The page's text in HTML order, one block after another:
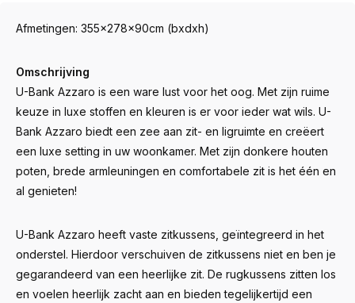
Afmetingen: 355x278x90cm (bxdxh)
Omschrijving
U-Bank Azzaro is een ware lust voor het oog. Met zijn ruime
keuze in luxe stoffen en kleuren is er voor ieder wat wils. U-
Bank Azzaro biedt een zee aan zit- en ligruimte en creëert
een luxe setting in uw woonkamer. Met zijn donkere houten
poten, brede armleuningen en comfortabele zit is het één en
al genieten!
U-Bank Azzaro heeft vaste zitkussens, geïntegreerd in het
onderstel. Hierdoor verschuiven de zitkussens niet en ben je
gegarandeerd van een heerlijke zit. De rugkussens zitten los
en voelen heerlijk zacht aan en bieden tegelijkertijd een